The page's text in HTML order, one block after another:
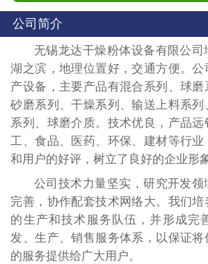
公司简介
无锡龙达干燥粉体设备有限公
湖之滨，地理位置好，交通方便。公
产设备，主要产品有混合系列、球磨
砂磨系列、干燥系列、输送上料系
系列、球磨介质。技术优良，产品
工、食品、医药、环保、建材等行
和用户的好评，树立了良好的企业形象
公司技术力量坚实，研究开发
完善，协作配套技术网络大。我们培
的生产和技术服务队伍，并形成完
发、生产、销售服务体系，以保证
的服务提供给广大用户。